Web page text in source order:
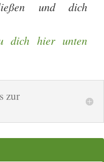
und dich
dich hier unten
zur